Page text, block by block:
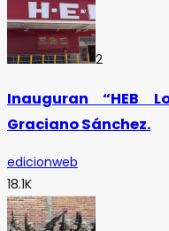
2
Inauguran “HEB
Graciano Sánchez.
edicionweb
18.1K